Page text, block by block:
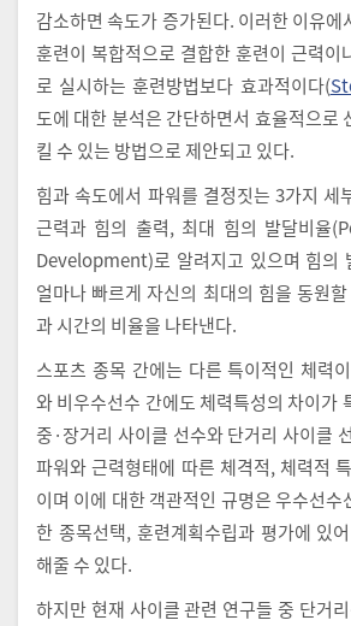
감소하면 속도가 증가된다. 이러한 이유에
훈련이 복합적으로 결합한 훈련이 근력이
로 실시하는 훈련방법보다 효과적이다(
도에 대한 분석은 간단하면서 효율적으로
킬 수 있는 방법으로 제안되고 있다.
힘과 속도에서 파워를 결정짓는 3가지 세
근력과 힘의 출력, 최대 힘의 발달비율
Development)로 알려지고 있으며 힘의
얼마나 빠르게 자신의 최대의 힘을 동원
과 시간의 비율을 나타낸다.
스포츠 종목 간에는 다른 특이적인 체력
와 비우수선수 간에도 체력특성의 차이가
중·장거리 사이클 선수와 단거리 사이클
파워와 근력형태에 따른 체격적, 체력적
이며 이에 대한 객관적인 규명은 우수선
한 종목선택, 훈련계획수립과 평가에 있
해줄 수 있다.
하지만 현재 사이클 관련 연구들 중 단거